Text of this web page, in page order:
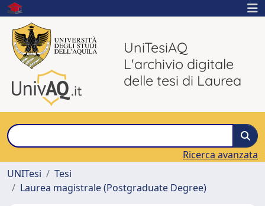
UniTesiAQ
L'archivio digitale
delle tesi di Laurea
Ricerca avanzata
UNITesi
Tesi
Laurea magistrale (Postgraduate Degree)